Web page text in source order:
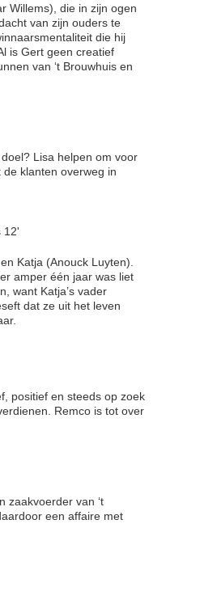
Willems), die in zijn ogen
van zijn ouders te
die hij
is Gert geen creatief
van ‘t Brouwhuis en
Lisa helpen om voor
klanten overweg in
12'
Katja (Anouck Luyten).
amper één jaar was liet
want Katja’s vader
dat ze uit het leven
positief en steeds op zoek
Remco is tot over
zaakvoerder van ‘t
een affaire met